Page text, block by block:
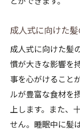
成人式に向けた
成人式に向けた髪
慣が大きな影響を
事を心がけること
ルが豊富な食材を
上します。また、
せん。睡眠中に髪